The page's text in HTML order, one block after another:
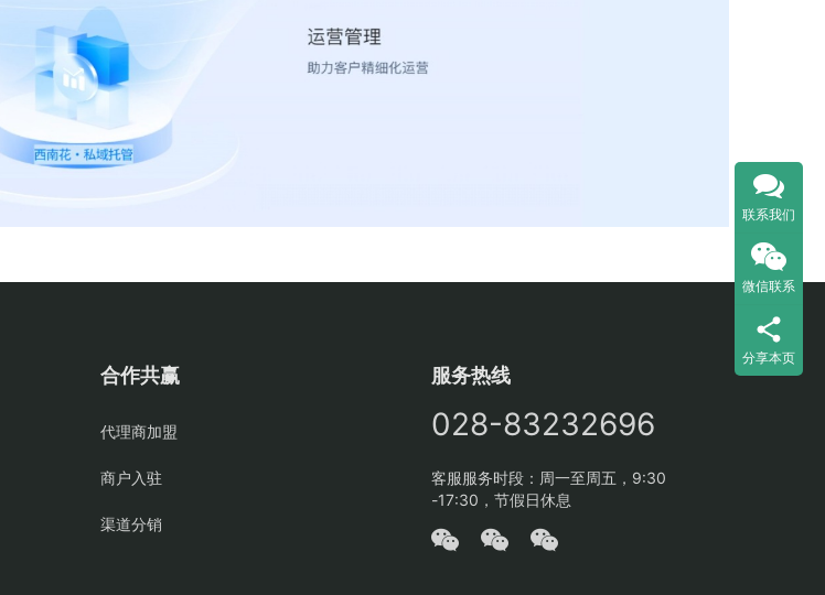
合作共赢
代理商加盟
商户入驻
渠道分销
服务热线
028-83232696
客服服务时段：周一至周五，9:30
-17:30，节假日休息
联系我们
微信联系
分享本页